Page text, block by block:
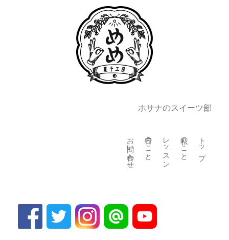
ホサナのスイーツ部
トップ
私のこと
レッスン
日々のこと
お問い合わせ